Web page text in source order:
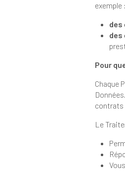
exemple :
des
des
Pour
Chaque
Données. Vos
Vous